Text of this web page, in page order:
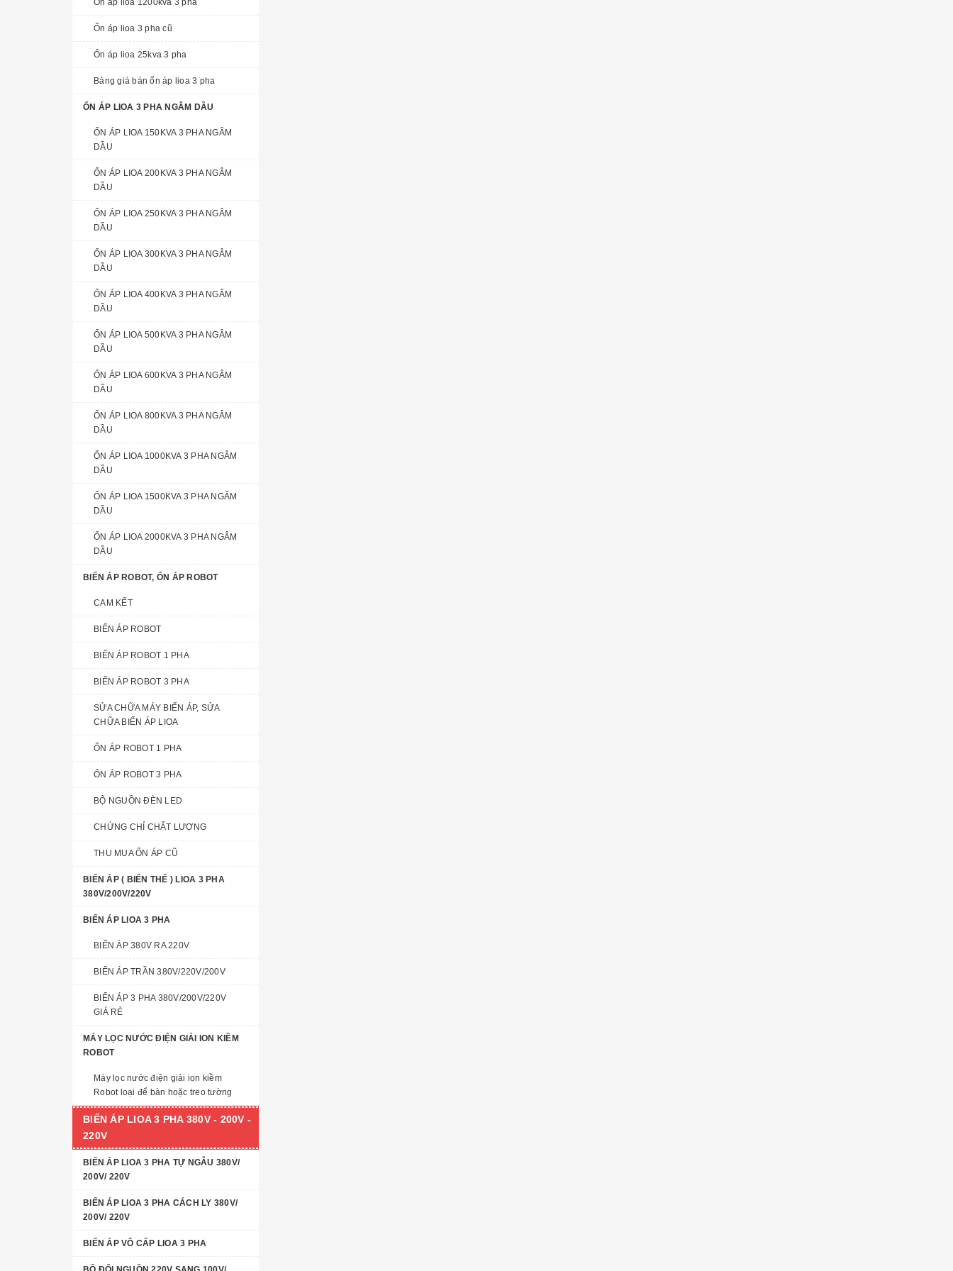
Ổn áp lioa 1200kva 3 pha
Ổn áp lioa 3 pha cũ
Ổn áp lioa 25kva 3 pha
Bảng giá bán ổn áp lioa 3 pha
ỔN ÁP LIOA 3 PHA NGÂM DẦU
ỔN ÁP LIOA 150KVA 3 PHA NGÂM
DẦU
ỔN ÁP LIOA 200KVA 3 PHA NGÂM
DẦU
ỔN ÁP LIOA 250KVA 3 PHA NGÂM
DẦU
ỔN ÁP LIOA 300KVA 3 PHA NGÂM
DẦU
ỔN ÁP LIOA 400KVA 3 PHA NGÂM
DẦU
ỔN ÁP LIOA 500KVA 3 PHA NGÂM
DẦU
ỔN ÁP LIOA 600KVA 3 PHA NGÂM
DẦU
ỔN ÁP LIOA 800KVA 3 PHA NGÂM
DẦU
ỔN ÁP LIOA 1000KVA 3 PHA NGÂM
DẦU
ỔN ÁP LIOA 1500KVA 3 PHA NGÂM
DẦU
ỔN ÁP LIOA 2000KVA 3 PHA NGÂM
DẦU
BIẾN ÁP ROBOT, ỔN ÁP ROBOT
CAM KẾT
BIẾN ÁP ROBOT
BIẾN ÁP ROBOT 1 PHA
BIẾN ÁP ROBOT 3 PHA
SỬA CHỮA MÁY BIẾN ÁP, SỬA
CHỮA BIẾN ÁP LIOA
ỔN ÁP ROBOT 1 PHA
ỔN ÁP ROBOT 3 PHA
BỘ NGUỒN ĐÈN LED
CHỨNG CHỈ CHẤT LƯỢNG
THU MUA ỔN ÁP CŨ
BIẾN ÁP ( BIẾN THẾ ) LIOA 3 PHA
380V/200V/220V
BIẾN ÁP LIOA 3 PHA
BIẾN ÁP 380V RA 220V
BIẾN ÁP TRẦN 380V/220V/200V
BIẾN ÁP 3 PHA 380V/200V/220V
GIÁ RẺ
MÁY LỌC NƯỚC ĐIỆN GIẢI ION KIỀM
ROBOT
Máy lọc nước điện giải ion kiềm
Robot loại để bàn hoặc treo tường
BIẾN ÁP LIOA 3 PHA 380V - 200V -
220V
BIẾN ÁP LIOA 3 PHA TỰ NGẪU 380V/
200V/ 220V
BIẾN ÁP LIOA 3 PHA CÁCH LY 380V/
200V/ 220V
BIẾN ÁP VÔ CẤP LIOA 3 PHA